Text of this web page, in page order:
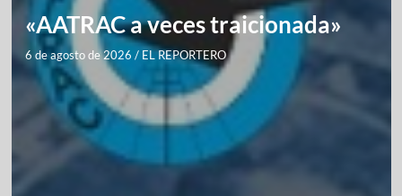
«AATRAC a veces traicionada»
6 de agosto de 2026 / EL REPORTERO